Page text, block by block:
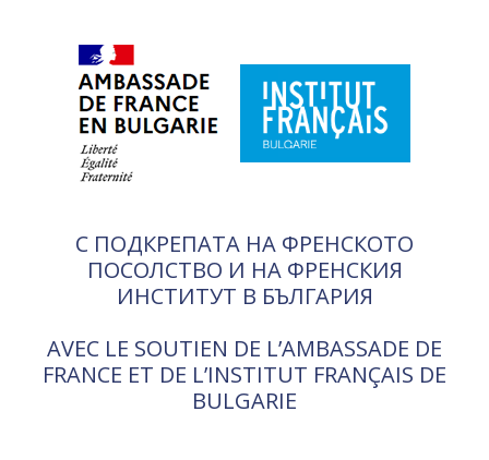
С ПОДКРЕПАТА НА ФРЕНСКОТО
ПОСОЛСТВО И НА ФРЕНСКИЯ
ИНСТИТУТ В БЪЛГАРИЯ
AVEC LE SOUTIEN DE L’AMBASSADE DE
FRANCE ET DE L’INSTITUT FRANÇAIS DE
BULGARIE